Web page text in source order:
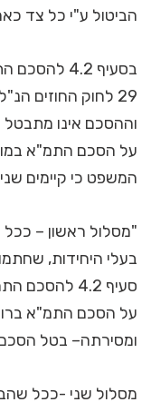
הביטול ע"י כל צד
בסעיף 4.2
29 לחוק החוזים
וההסכם אינו מתבטל
על הסכם התמ"א
המשפט כי קיימים
"מסלול ראשון –
בעלי היחידות,
סעיף 4.2
על הסכם התמ"א
ומסירתה– בטל
מסלול שני -ככל